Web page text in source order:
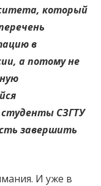
который
в
а потому не
студенты СЗГТУ
завершить
И уже в